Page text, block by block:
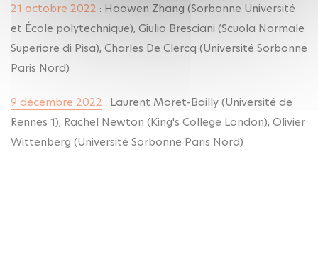
21 octobre 2022 : Haowen Zhang (Sorbonne Université
et École polytechnique), Giulio Bresciani (Scuola Normale
Superiore di Pisa), Charles De Clercq (Université Sorbonne
Paris Nord)
9 décembre 2022 : Laurent Moret-Bailly (Université de
Rennes 1), Rachel Newton (King's College London), Olivier
Wittenberg (Université Sorbonne Paris Nord)